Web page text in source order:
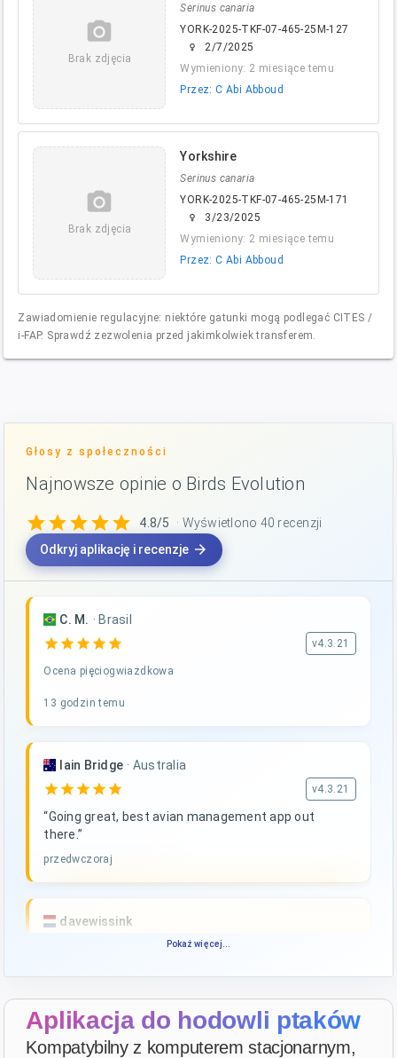
camera_alt
Brak zdjęcia
Serinus canaria
YORK-2025-TKF-07-465-25M-127
female
2/7/2025
Wymieniony: 2 miesiące temu
Przez: C Abi Abboud
camera_alt
Brak zdjęcia
Yorkshire
Serinus canaria
YORK-2025-TKF-07-465-25M-171
female
3/23/2025
Wymieniony: 2 miesiące temu
Przez: C Abi Abboud
Zawiadomienie regulacyjne: niektóre gatunki mogą podlegać CITES /
i-FAP. Sprawdź zezwolenia przed jakimkolwiek transferem.
Głosy z społeczności
Najnowsze opinie o Birds Evolution
starstarstarstarstar 4.8/5
· Wyświetlono 40 recenzji
Odkryj aplikację i recenzje arrow_forward
C. M. · Brasil
star star star star star v4.3.21
Ocena pięciogwiazdkowa
13 godzin temu
Iain Bridge · Australia
star star star star star v4.3.21
“Going great, best avian management app out
there.”
przedwczoraj
davewissink
Pokaż więcej...
Aplikacja do hodowli ptaków
Kompatybilny z komputerem stacjonarnym,